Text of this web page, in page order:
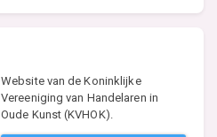
Website van de Koninklijke
Vereeniging van Handelaren in
Oude Kunst (KVHOK).